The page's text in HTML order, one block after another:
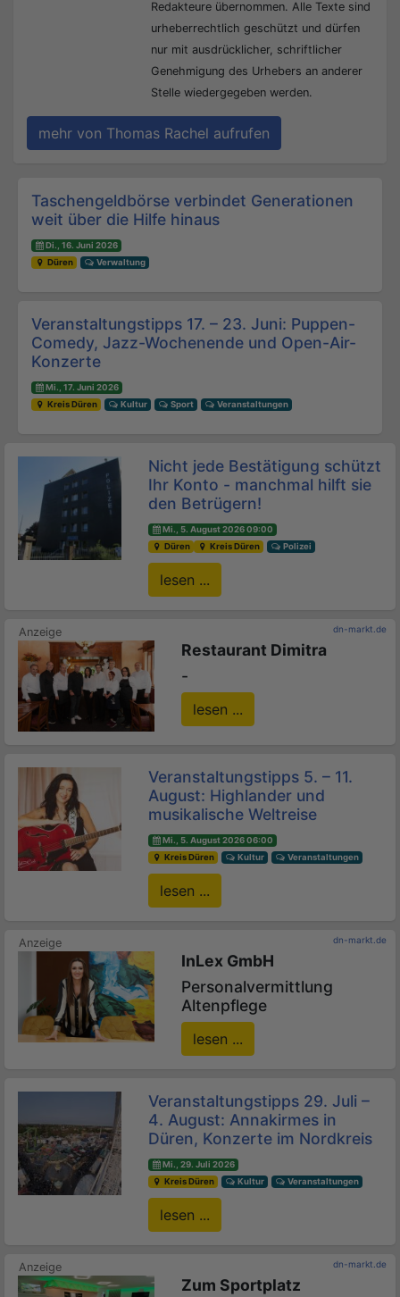
Redakteure übernommen. Alle Texte sind
urheberrechtlich geschützt und dürfen
nur mit ausdrücklicher, schriftlicher
Genehmigung des Urhebers an anderer
Stelle wiedergegeben werden.
mehr von Thomas Rachel aufrufen
Beitrags-Navigation
Taschengeldbörse verbindet Generationen
weit über die Hilfe hinaus
Di., 16. Juni 2026
Düren
Verwaltung
Veranstaltungstipps 17. – 23. Juni: Puppen-
Comedy, Jazz-Wochenende und Open-Air-
Konzerte
Mi., 17. Juni 2026
Kreis Düren
Kultur Sport Veranstaltungen
Nicht jede Bestätigung schützt
Ihr Konto - manchmal hilft sie
den Betrügern!
Mi., 5. August 2026 09:00
Düren
Kreis Düren Polizei
lesen ...
dn-markt.de
Restaurant Dimitra
-
lesen ...
Veranstaltungstipps 5. – 11.
August: Highlander und
musikalische Weltreise
Mi., 5. August 2026 06:00
Kreis Düren
Kultur Veranstaltungen
lesen ...
dn-markt.de
InLex GmbH
Personalvermittlung
Altenpflege
lesen ...
Veranstaltungstipps 29. Juli –
4. August: Annakirmes in
Düren, Konzerte im Nordkreis
Mi., 29. Juli 2026
Kreis Düren
Kultur Veranstaltungen
lesen ...
dn-markt.de
Zum Sportplatz